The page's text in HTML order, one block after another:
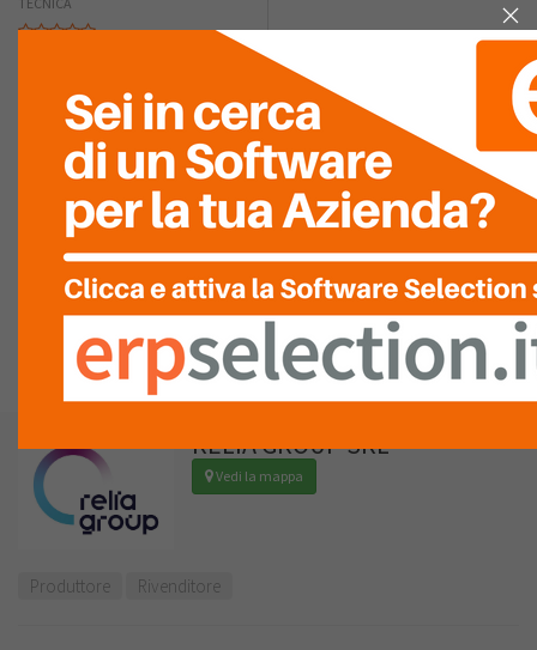
D'INSTALLAZIONE
QUALITÀ DEL
SERVIZIO
LISTARECENSIONI (0)
RELIA GROUP SRL
Vedi la mappa
Produttore Rivenditore